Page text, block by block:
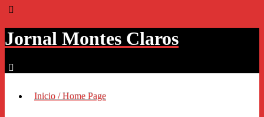
Jornal Montes Claros
Inicio / Home Page